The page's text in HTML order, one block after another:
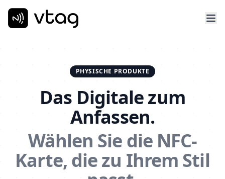
PHYSISCHE PRODUKTE
Das Digitale zum
Anfassen.
Wählen Sie die NFC-
Karte, die zu Ihrem Stil